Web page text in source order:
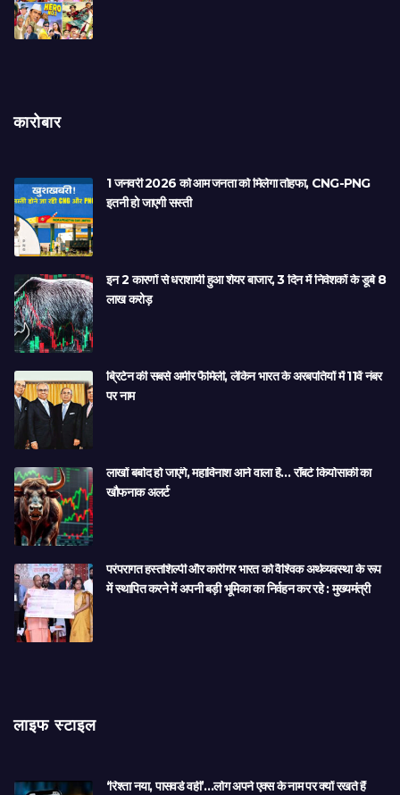
कारोबार
1 जनवरी 2026 को आम जनता को मिलेगा तोहफा, CNG-PNG
इतनी हो जाएगी सस्ती
इन 2 कारणों से धराशायी हुआ शेयर बाजार, 3 दिन में निवेशकों के डूबे 8
लाख करोड़
ब्रिटेन की सबसे अमीर फैमिली, लेकिन भारत के अरबपतियों में 11वें नंबर
पर नाम
लाखों बर्बाद हो जाएंगे, महाविनाश आने वाला है… रॉबर्ट कियोसाकी का
खौफनाक अलर्ट
परंपरागत हस्तशिल्पी और कारीगर भारत को वैश्विक अर्थव्यवस्था के रूप
में स्थापित करने में अपनी बड़ी भूमिका का निर्वहन कर रहे : मुख्यमंत्री
लाइफ स्टाइल
‘रिश्ता नया, पासवर्ड वही’…लोग अपने एक्स के नाम पर क्यों रखते हैं